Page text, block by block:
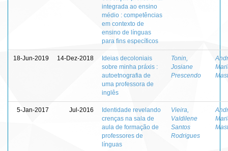
integrada ao ensino
médio : competências
em contexto de
ensino de línguas
para fins específicos
18-Jun-2019 14-Dez-2018
Ideias decoloniais
sobre minha práxis :
autoetnografia de
uma professora de
inglês
Tonin,
Josiane
Prescendo
5-Jan-2017 Jul-2016
Identidade revelando
crenças na sala de
aula de formação de
professores de
línguas
Vieira,
Valdilene
Santos
Rodrigues